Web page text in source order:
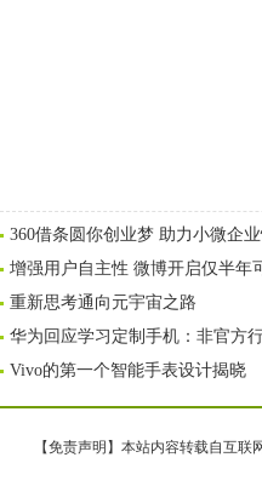
360借条圆你创业梦 助力小微企
增强用户自主性 微博开启仅半年
重新思考通向元宇宙之路
华为回应学习定制手机：非官方
Vivo的第一个智能手表设计揭晓
【免责声明】本站内容转载自互